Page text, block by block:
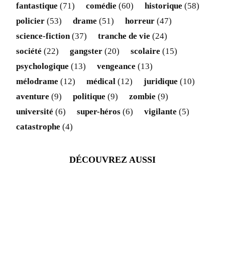
fantastique (71) comédie (60) historique (58)
policier (53) drame (51) horreur (47)
science-fiction (37) tranche de vie (24)
société (22) gangster (20) scolaire (15)
psychologique (13) vengeance (13)
mélodrame (12) médical (12) juridique (10)
aventure (9) politique (9) zombie (9)
université (6) super-héros (6) vigilante (5)
catastrophe (4)
DÉCOUVREZ AUSSI